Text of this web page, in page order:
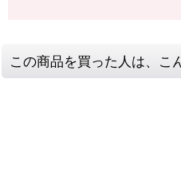
この商品を買った人は、こ